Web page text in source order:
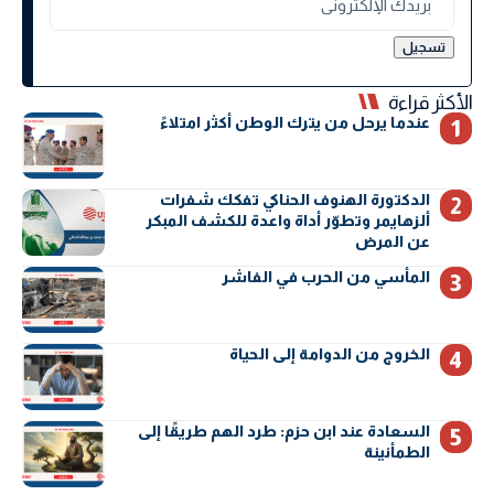
الأكثر قراءة
عندما يرحل من يترك الوطن أكثر امتلاءً
الدكتورة الهنوف الحناكي تفكك شفرات
ألزهايمر وتطوّر أداة واعدة للكشف المبكر
عن المرض
المأسي من الحرب في الفاشر
الخروج من الدوامة إلى الحياة
السعادة عند ابن حزم: طرد الهم طريقًا إلى
الطمأنينة